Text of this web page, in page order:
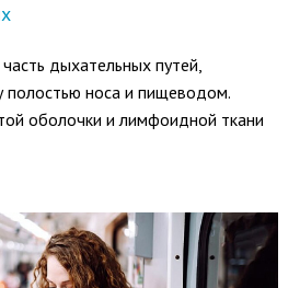
дыхательных путей,
носа и пищеводом.
оболочки и лимфоидной ткани